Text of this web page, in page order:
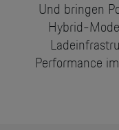
Newsletter
Porsche Shop
Konfigurator
Car Configurator
Und bringen
Hybrid-
Performance